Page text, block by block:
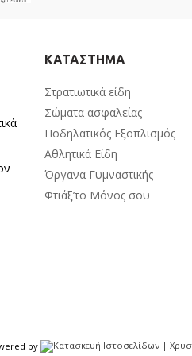
ΚΑΤΑΣΤΗΜΑ
Στρατιωτικά είδη
Σώματα ασφαλείας
Ποδηλατικός Εξοπλισμός
Αθλητικά Είδη
Όργανα Γυμναστικής
Φτιάξ’το Μόνος σου
by